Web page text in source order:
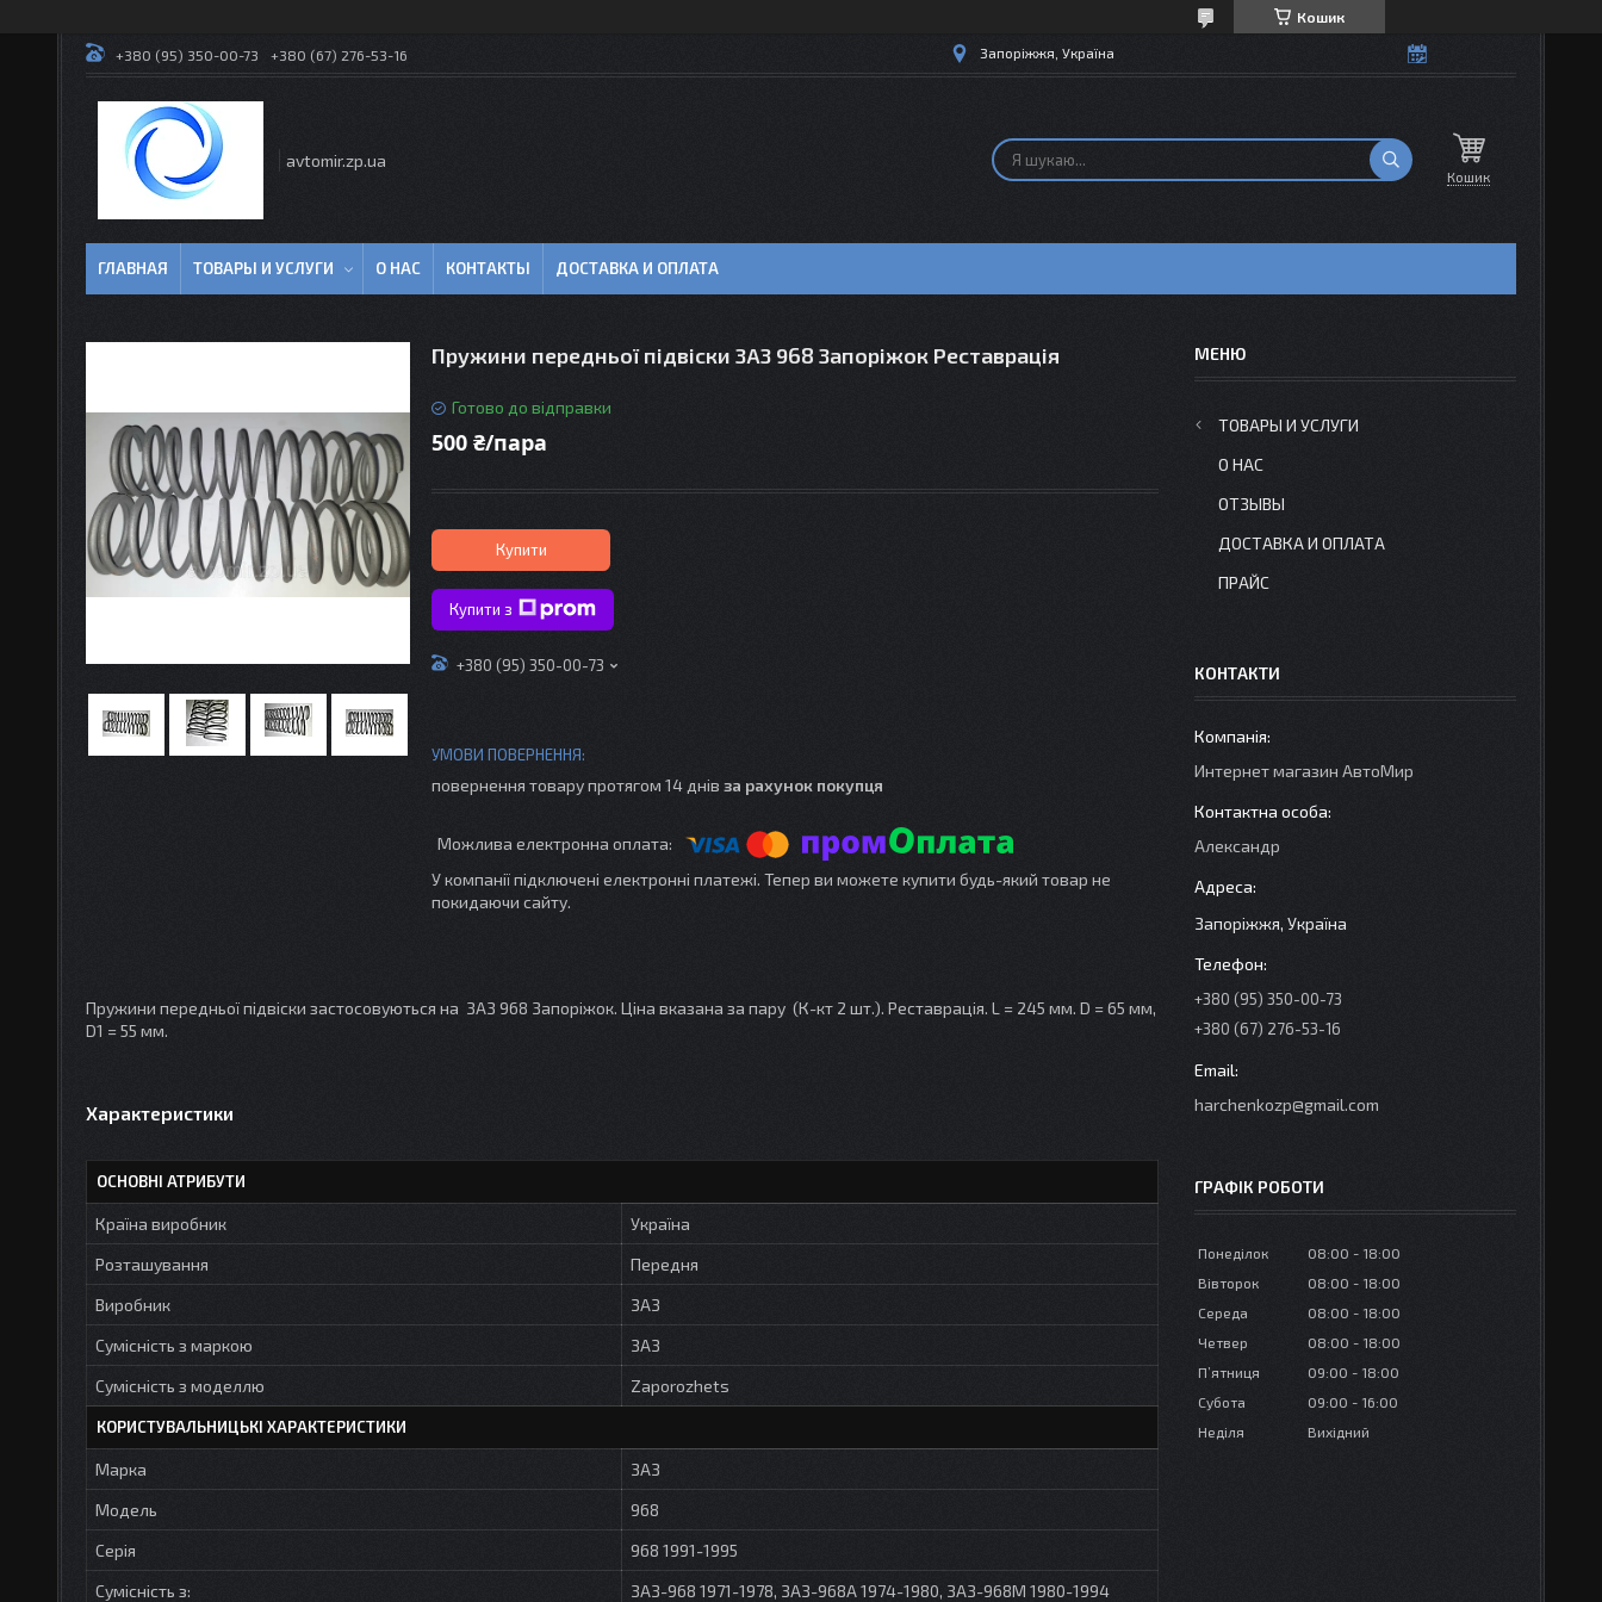
Кошик
+380 (95) 350-00-73 +380 (67) 276-53-16 Запоріжжя, Україна
avtomir.zp.ua
Кошик
ГЛАВНАЯ ТОВАРЫ И УСЛУГИ О НАС КОНТАКТЫ ДОСТАВКА И ОПЛАТА
Пружини передньої підвіски ЗАЗ 968 Запоріжок Реставрація
Готово до відправки
500 ₴/пара
Купити
Купити з
+380 (95) 350-00-73
повернення товару протягом 14 днів за рахунок покупця
У компанії підключені електронні платежі. Тепер ви можете купити будь-який товар не
покидаючи сайту.
Пружини передньої підвіски застосовуються на ЗАЗ 968 Запоріжок. Ціна вказана за пару (К-кт 2 шт.). Реставрація. L = 245 мм. D = 65 мм,
D1 = 55 мм.
Характеристики
ОСНОВНІ АТРИБУТИ
Країна виробник
Україна
Розташування
Передня
Виробник
ЗАЗ
Сумісність з маркою
ЗАЗ
Сумісність з моделлю
Zaporozhets
КОРИСТУВАЛЬНИЦЬКІ ХАРАКТЕРИСТИКИ
Марка
ЗАЗ
Модель
968
Серія
968 1991-1995
Сумісність з:
ЗАЗ-968 1971-1978, ЗАЗ-968А 1974-1980, ЗАЗ-968М 1980-1994
ТОВАРЫ И УСЛУГИ
О НАС
ОТЗЫВЫ
ДОСТАВКА И ОПЛАТА
ПРАЙС
КОНТАКТИ
Интернет магазин АвтоМир
Александр
Запоріжжя, Україна
+380 (95) 350-00-73
+380 (67) 276-53-16
harchenkozp@gmail.com
ГРАФІК РОБОТИ
Понеділок 08:00
18:00
Вівторок
08:00
18:00
Середа
08:00
18:00
Четвер
08:00
18:00
Пʼятниця
09:00
18:00
Субота
09:00
16:00
Неділя
Вихідний